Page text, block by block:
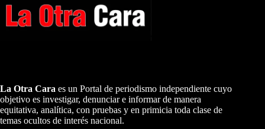
La Otra Cara es un Portal de periodismo independiente cuyo
objetivo es investigar, denunciar e informar de manera
equitativa, analítica, con pruebas y en primicia toda clase de
temas ocultos de interés nacional.